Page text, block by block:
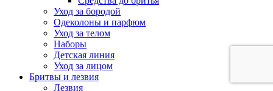
Уход за бородой
Одеколоны и парфюм
Уход за телом
Наборы
Детская линия
Уход за лицом
Бритвы и лезвия
Лезвия